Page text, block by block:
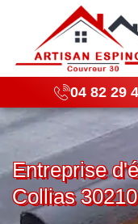
04 82 29
Entreprise
Collias 30210